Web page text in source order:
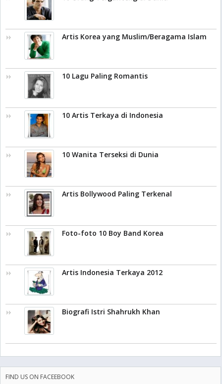
Artis Korea yang Muslim/Beragama Islam
10 Lagu Paling Romantis
10 Artis Terkaya di Indonesia
10 Wanita Terseksi di Dunia
Artis Bollywood Paling Terkenal
Foto-foto 10 Boy Band Korea
Artis Indonesia Terkaya 2012
Biografi Istri Shahrukh Khan
FIND US ON FACEEBOOK